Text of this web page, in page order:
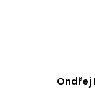
Ondřej